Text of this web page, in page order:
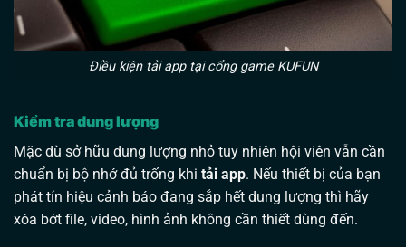
Điều kiện tải app tại cổng game KUFUN
Kiểm tra dung lượng
Mặc dù sở hữu dung lượng nhỏ tuy nhiên hội viên vẫn cần
chuẩn bị bộ nhớ đủ trống khi tải app. Nếu thiết bị của bạn
phát tín hiệu cảnh báo đang sắp hết dung lượng thì hãy
xóa bớt file, video, hình ảnh không cần thiết dùng đến.